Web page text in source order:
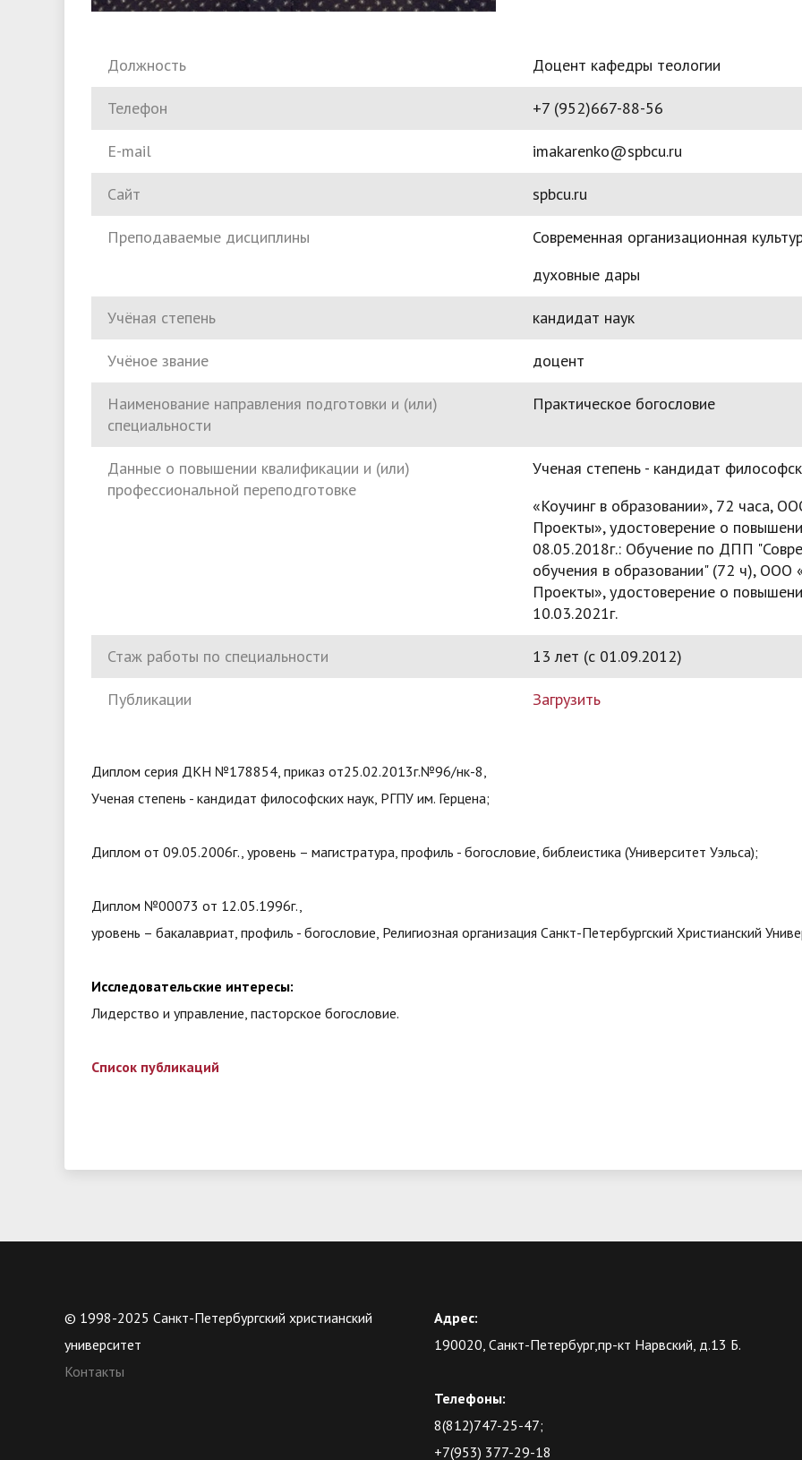
Должность Доцент кафедры теологии
Телефон +7 (952)667-88-56
E-mail imakarenko@spbcu.ru
Сайт spbcu.ru
Преподаваемые дисциплины
Современная организационная
духовные дары
Учёная степень кандидат наук
Учёное звание доцент
Наименование направления подготовки и (или)
специальности
Практическое богословие
Данные о повышении квалификации и (или)
профессиональной переподготовке
Ученая степень - кандидат
«Коучинг в образовании», 72 часа,
Проекты», удостоверение о
08.05.2018г.: Обучение по ДПП
обучения в образовании" (72 ч),
Проекты», удостоверение о
10.03.2021г.
Стаж работы по специальности 13 лет (c 01.09.2012)
Публикации Загрузить
Диплом серия ДКН №178854, приказ от25.02.2013г.№96/нк-8,
Ученая степень - кандидат философских наук, РГПУ им. Герцена;
Диплом от 09.05.2006г., уровень – магистратура, профиль - богословие, библеистика (Университет Уэльса);
Диплом №00073 от 12.05.1996г.,
уровень – бакалавриат, профиль - богословие, Религиозная организация Санкт-Петербургский Христианский
Исследовательские интересы:
Лидерство и управление, пасторское богословие.
Список публикаций
© 1998-2025 Санкт-Петербургский христианский
университет
Контакты
Адрес:
190020, Санкт-Петербург,пр-кт Нарвский, д.13 Б.
Телефоны:
8(812)747-25-47;
+7(953) 377-29-18